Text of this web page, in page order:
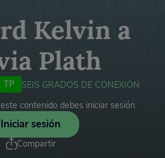
Kelvin a
Plath
TP
SEIS GRADOS DE CONEXIÓN
contenido debes iniciar sesión
Iniciar sesión
Compartir